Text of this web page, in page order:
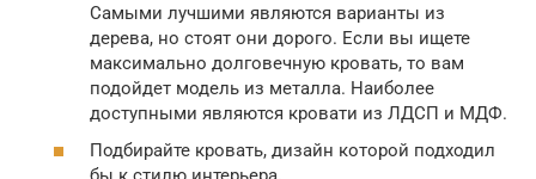
Самыми лучшими являются варианты из
дерева, но стоят они дорого. Если вы ищете
максимально долговечную кровать, то вам
подойдет модель из металла. Наиболее
доступными являются кровати из ЛДСП и МДФ.
Подбирайте кровать, дизайн которой подходил